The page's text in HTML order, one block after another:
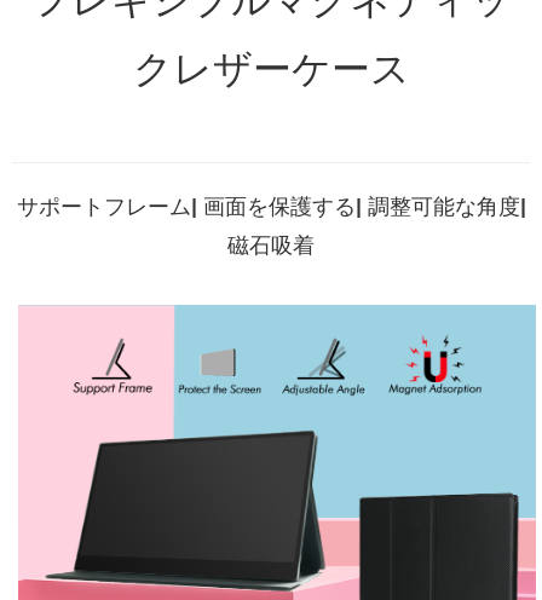
クレザーケース
サポートフレーム| 画面を保護する| 調整可能な角度|
磁石吸着